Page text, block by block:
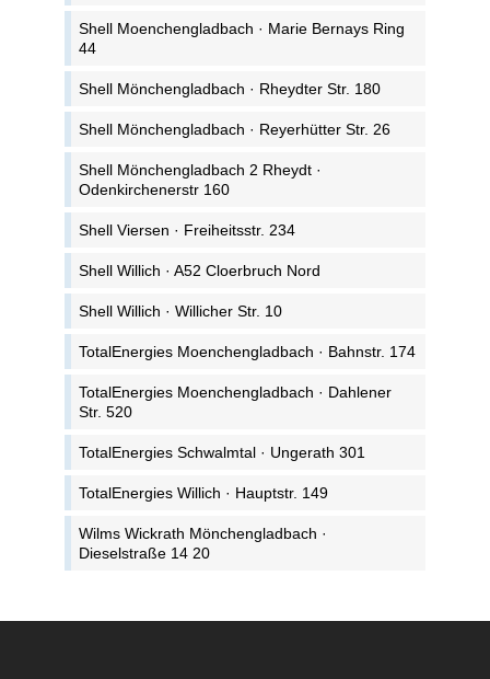
Shell Moenchengladbach · Marie Bernays Ring
44
Shell Mönchengladbach · Rheydter Str. 180
Shell Mönchengladbach · Reyerhütter Str. 26
Shell Mönchengladbach 2 Rheydt ·
Odenkirchenerstr 160
Shell Viersen · Freiheitsstr. 234
Shell Willich · A52 Cloerbruch Nord
Shell Willich · Willicher Str. 10
TotalEnergies Moenchengladbach · Bahnstr. 174
TotalEnergies Moenchengladbach · Dahlener
Str. 520
TotalEnergies Schwalmtal · Ungerath 301
TotalEnergies Willich · Hauptstr. 149
Wilms Wickrath Mönchengladbach ·
Dieselstraße 14 20